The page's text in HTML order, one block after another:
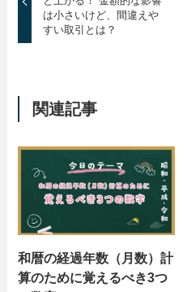
は小さいけど、間違えや
すい取引とは？
関連記事
和暦の経過年数（月数）計
算のために覚えるべき3つ